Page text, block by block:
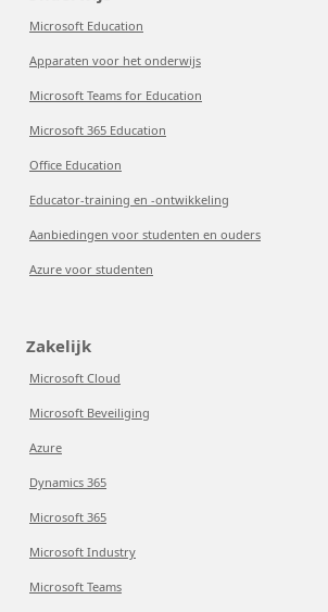
Microsoft Education
Apparaten voor het onderwijs
Microsoft Teams for Education
Microsoft 365 Education
Office Education
Educator-training en -ontwikkeling
Aanbiedingen voor studenten en ouders
Azure voor studenten
Zakelijk
Microsoft Cloud
Microsoft Beveiliging
Azure
Dynamics 365
Microsoft 365
Microsoft Industry
Microsoft Teams